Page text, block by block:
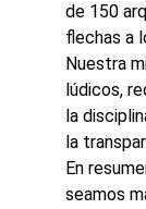
de 150
flechas a
Nuestra
lúdicos,
la
la
En
seamos